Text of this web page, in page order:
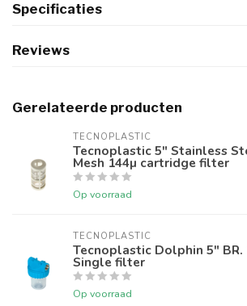
Specificaties
Reviews
Gerelateerde producten
TECNOPLASTIC
Tecnoplastic 5" Stainless
Mesh 144µ cartridge filter
Op voorraad
TECNOPLASTIC
Tecnoplastic Dolphin 5" BR.
Single filter
Op voorraad